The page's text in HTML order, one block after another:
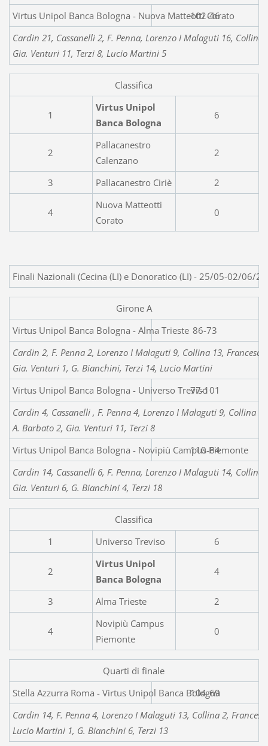
Virtus Unipol Banca Bologna - Nuova Matteotti Corato
102-46
Cardin 21, Cassanelli 2, F. Penna, Lorenzo I Malaguti 16,
Gia. Venturi 11, Terzi 8, Lucio Martini 5
Classifica
1
Virtus Unipol
Banca Bologna
6
2
Pallacanestro
Calenzano
2
3 Pallacanestro Ciriè 2
4
Nuova Matteotti
Corato
0
Finali Nazionali (Cecina (LI) e Donoratico (LI) - 25/05-02/06/
Girone A
Virtus Unipol Banca
86-73
Cardin 2, F. Penna 2, Lorenzo I Malaguti 9, Collina 13,
Gia. Venturi 1, G. Bianchini, Terzi 14, Lucio Martini
Virtus Unipol Banca Bologna - Universo Treviso
77-101
Cardin 4, Cassanelli , F. Penna 4, Lorenzo I Malaguti 9, Collina
A. Barbato 2, Gia. Venturi 11, Terzi 8
Virtus Unipol Banca Bologna - Novipiù Campus Piemonte
110-64
Cardin 14, Cassanelli 6, F. Penna, Lorenzo I Malaguti 14,
Gia. Venturi 6, G. Bianchini 4, Terzi 18
Classifica
1
Universo Treviso 6
2
Virtus Unipol
Banca Bologna
4
3 Alma Trieste 2
4
Novipiù Campus
Piemonte
0
Quarti di finale
Stella Azzurra Roma - Virtus
104-69
Cardin 14, F. Penna 4, Lorenzo I Malaguti 13, Collina 2,
Lucio Martini 1, G. Bianchini 6, Terzi 13